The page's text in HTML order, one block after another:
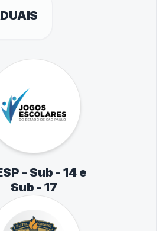
- 14 e
Sub - 17